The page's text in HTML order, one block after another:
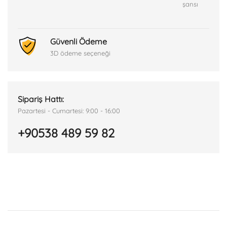
şansı
Güvenli Ödeme
3D ödeme seçeneği
Sipariş Hattı:
Pazartesi - Cumartesi: 9:00 - 16:00
+90538 489 59 82